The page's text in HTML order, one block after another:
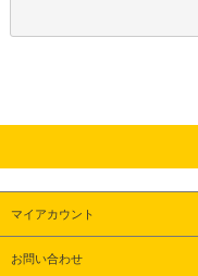
マイアカウント
お問い合わせ